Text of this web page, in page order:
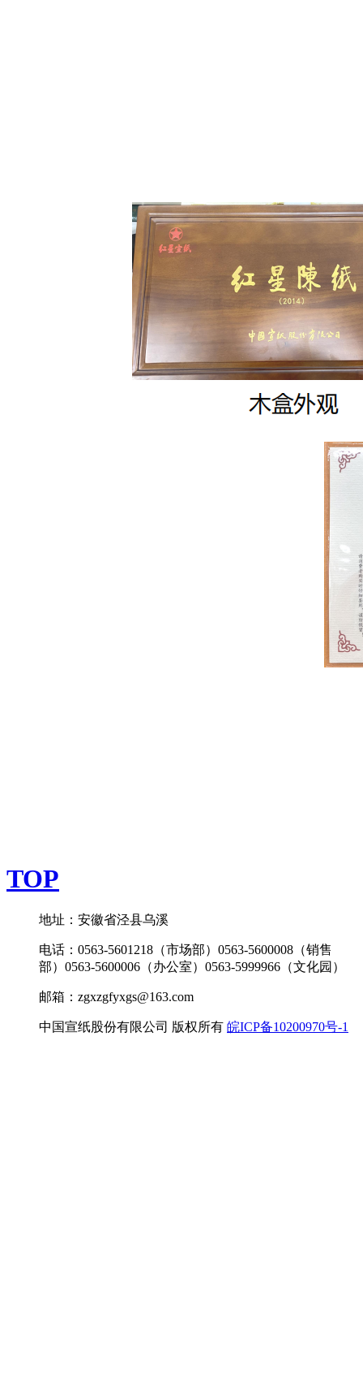
TOP
地址：安徽省泾县乌溪
电话：0563-5601218（市场部）0563-5600008（销售
部）0563-5600006（办公室）0563-5999966（文化园）
邮箱：zgxzgfyxgs@163.com
中国宣纸股份有限公司 版权所有 皖ICP备10200970号-1